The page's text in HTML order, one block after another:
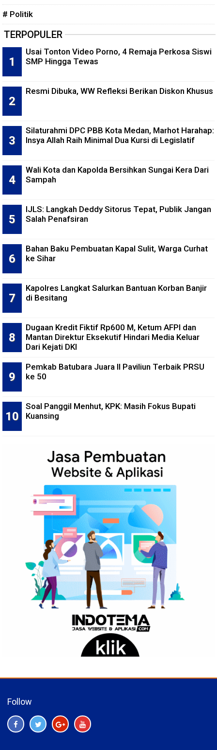
# Politik
TERPOPULER
Usai Tonton Video Porno, 4 Remaja Perkosa Siswi
SMP Hingga Tewas
Resmi Dibuka, WW Refleksi Berikan Diskon Khusus
Silaturahmi DPC PBB Kota Medan, Marhot Harahap:
Insya Allah Raih Minimal Dua Kursi di Legislatif
Wali Kota dan Kapolda Bersihkan Sungai Kera Dari
Sampah
IJLS: Langkah Deddy Sitorus Tepat, Publik Jangan
Salah Penafsiran
Bahan Baku Pembuatan Kapal Sulit, Warga Curhat
ke Sihar
Kapolres Langkat Salurkan Bantuan Korban Banjir
di Besitang
Dugaan Kredit Fiktif Rp600 M, Ketum AFPI dan
Mantan Direktur Eksekutif Hindari Media Keluar
Dari Kejati DKI
Pemkab Batubara Juara II Paviliun Terbaik PRSU
ke 50
Soal Panggil Menhut, KPK: Masih Fokus Bupati
Kuansing
Follow